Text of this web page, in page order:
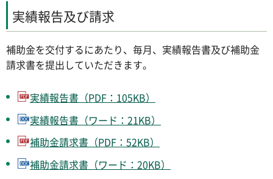
実績報告及び請求
補助金を交付するにあたり、毎月、実績報告書及び補助金
請求書を提出していただきます。
実績報告書（PDF：105KB）
実績報告書（ワード：21KB）
補助金請求書（PDF：52KB）
補助金請求書（ワード：20KB）